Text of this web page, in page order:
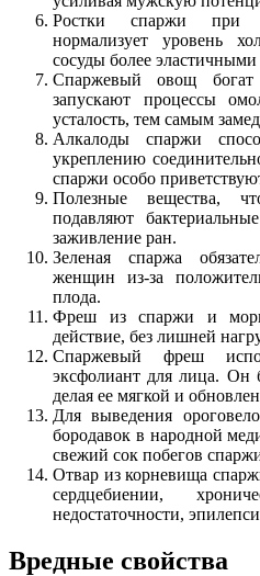
Ростки спаржи при
нормализует уровень
сосуды более
Спаржевый овощ богат
запускают процессы
усталость, тем самым
Алкалоды спаржи
укреплению
спаржи особо
Полезные вещества,
подавляют
заживление ран.
Зеленая спаржа
женщин из-за
плода.
Фреш из спаржи и
действие, без лишней
Спаржевый фреш
эксфолиант для лица. Он
делая ее мягкой и
Для выведения
бородавок в народной
свежий сок побегов
Отвар из корневища
сердцебиении,
недостаточности,
Вредные свойства